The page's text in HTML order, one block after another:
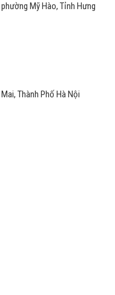
Mỹ Hào, Tỉnh Hưng
Thành Phố Hà Nội